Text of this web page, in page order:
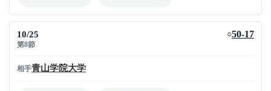
10/25
第8節
○50-17
相手青山学院大学